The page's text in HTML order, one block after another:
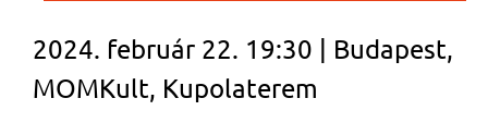
2024. február 22. 19:30 | Budapest,
MOMKult, Kupolaterem